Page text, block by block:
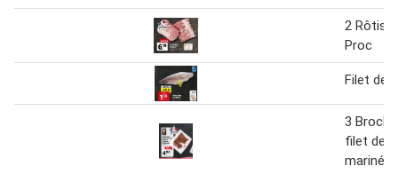
2 Rôtis
Proc
Filet de
3
filet de
marinées